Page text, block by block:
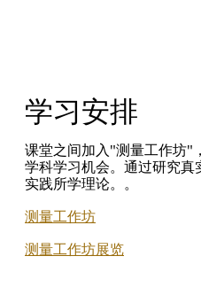
学习安排
课堂之间加入"测量工作坊"
学科学习机会。通过研究
实践所学理论。。
测量工作坊
测量工作坊展览